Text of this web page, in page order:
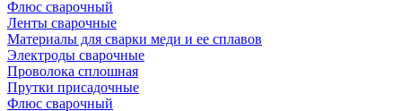
Флюс сварочный
Ленты сварочные
Материалы для сварки меди и ее сплавов
Электроды сварочные
Проволока сплошная
Прутки присадочные
Флюс сварочный